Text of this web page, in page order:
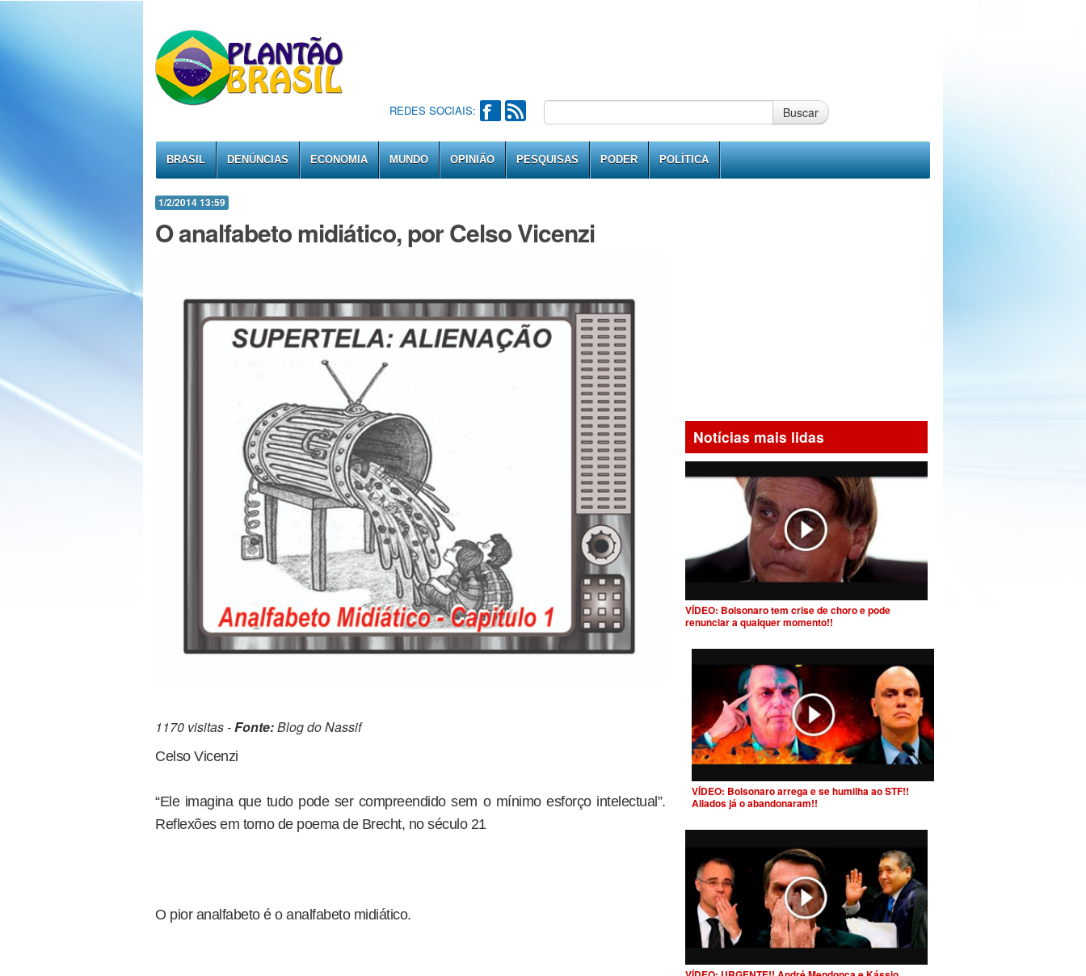
REDES SOCIAIS: Buscar
BRASIL DENÚNCIAS ECONOMIA MUNDO OPINIÃO PESQUISAS PODER POLÍTICA
1/2/2014 13:59
O analfabeto midiático, por Celso Vicenzi
1170 visitas -Fonte:Blog do Nassif
Celso Vicenzi
“Ele imagina que tudo pode ser compreendido sem o mínimo esforço intelectual”.
Reflexões em torno de poema de Brecht, no século 21
O pior analfabeto é o analfabeto midiático.
Notícias mais lidas
VÍDEO: Bolsonaro tem crise de choro e pode
renunciar a qualquer momento!!
VÍDEO: Bolsonaro arrega e se humilha ao STF!!
Aliados já o abandonaram!!